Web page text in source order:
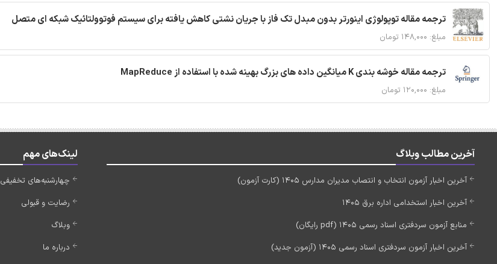
ترجمه مقاله توپولوژی اینورتر بدون مبدل تک فاز با جریان نشتی کاهش یافته برای سیستم فوتوولتائیک شبکه ای متصل
مبلغ: ۱۴۸,۰۰۰ تومان
ترجمه مقاله خوشه بندی K میانگین داده های بزرگ بهینه شده با استفاده از MapReduce
مبلغ: ۱۲۰,۰۰۰ تومان
آخرین مطالب وبلاگ
آخرین اخبار آزمون انتخاب و انتصاب مدیران مدارس 1405 (کارت آزمون)
آخرین اخبار استخدامی اداره برق 1405
منابع آزمون سردفتری اسناد رسمی 1405 (pdf رایگان)
آخرین اخبار آزمون سردفتری اسناد رسمی 1405 (آزمون جدید)
لینک‌های مهم
چهارشنبه‌های تخفیفی
رضایت و قبولی
وبلاگ
درباره ما